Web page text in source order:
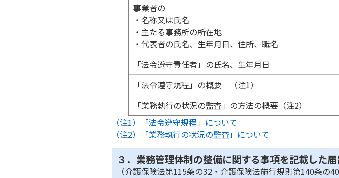
事業者の
・名称又は氏名
・主たる事務所の所在地
・代表者の氏名、生年月日、住所、職名
「法令遵守責任者」の氏名、生年月日
「法令遵守規程」の概要 （注1）
「業務執行の状況の監査」の方法の概要（注2）
（注1）「法令遵守規程」について
（注2）「業務執行の状況の監査」について
３．業務管理体制の整備に関する事項を記載した
（介護保険法第115条の32・介護保険法施行規則第140条の40